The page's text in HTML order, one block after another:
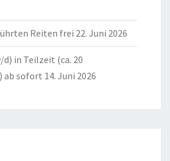
Reiten frei 22. Juni 2026
in Teilzeit (ca. 20
ab sofort 14. Juni 2026